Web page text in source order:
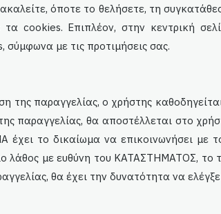
όποτε το θελήσετε, τη
cookies. Επιπλέον, στην κεντρική
σύμφωνα με τις προτιμήσεις σας.
της παραγγελίας, ο χρήστης
παραγγελίας, θα αποστέλλεται στο
έχει το δικαίωμα να επικοινωνήσει
λάθος με ευθύνη του ΚΑΤΑΣΤΗΜΑΤΟΣ,
θα έχει την δυνατότητα να